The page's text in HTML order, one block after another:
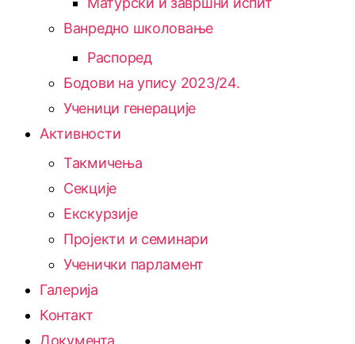
Ванредно школовање
Распоред
Бодови на упису 2023/24.
Ученици генерације
Активности
Такмичења
Секције
Екскурзије
Пројекти и семинари
Ученички парламент
Галерија
Контакт
Документа